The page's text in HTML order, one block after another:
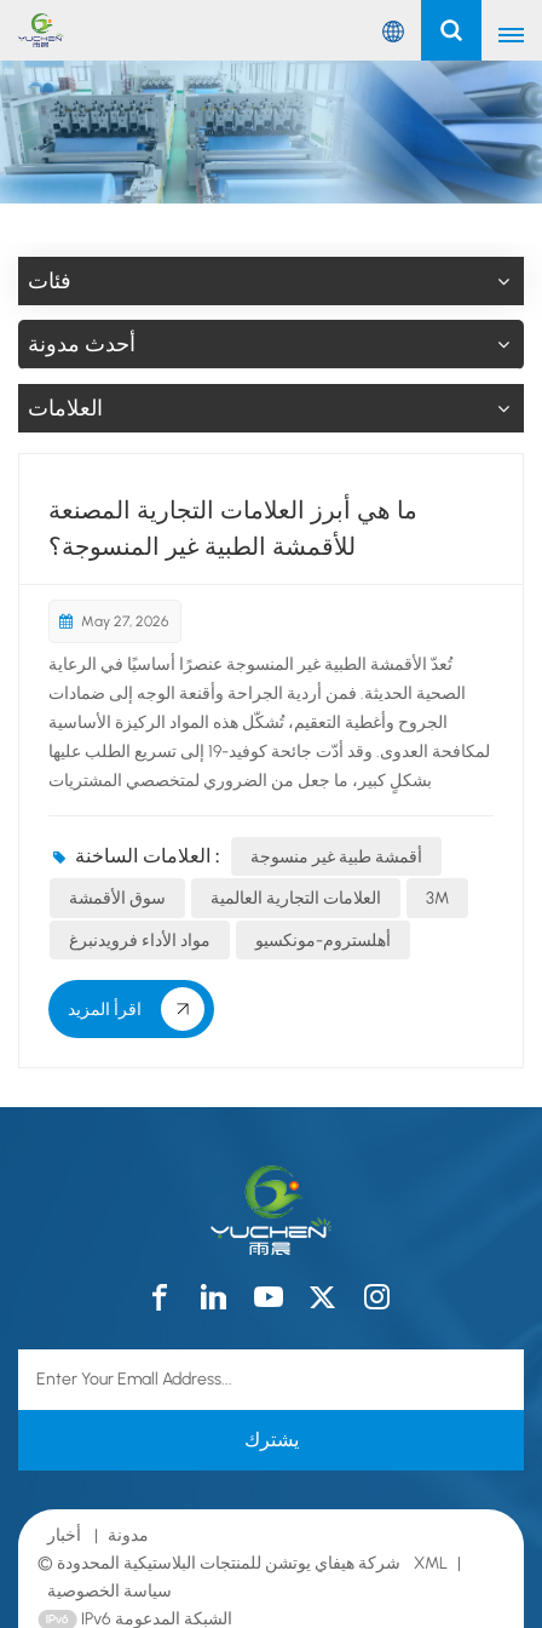
عربي
English
Русский
Español
Português
عربي
فئات
أحدث مدونة
العلامات
ما هي أبرز العلامات التجارية المصنعة
للأقمشة الطبية غير المنسوجة؟
May 27, 2026
تُعدّ الأقمشة الطبية غير المنسوجة عنصرًا أساسيًا في الرعاية
الصحية الحديثة. فمن أردية الجراحة وأقنعة الوجه إلى ضمادات
الجروح وأغطية التعقيم، تُشكّل هذه المواد الركيزة الأساسية
لمكافحة العدوى. وقد أدّت جائحة كوفيد-19 إلى تسريع الطلب عليها
بشكلٍ كبير، ما جعل من الضروري لمتخصصي المشتريات
العالمية؟ أقمشة طبية غير منسوجة سوق الأقمشة؟فيما يلي تحليل
شامل لأفضل العلامات التجارية، بناءً على الحصة السوقية والريادة
تجارية عالمية مشهورة بأقمشة من نوع "ميلتبلون" و"إس إم إس"
عالية الجودة. تتميز منتجاتها بترشيح ممتاز ومقاومة عالية للسوائل،
وتتوافق تماماً مع المعايير الطبية الدولية.مواد الأداء
العلامات الساخنة : أقمشة طبية غير منسوجة
سوق الأقمشة العلامات التجارية العالمية 3M
مواد الأداء فرويدنبرغ أهلستروم-مونكسيو
اقرأ المزيد
مدونة |
أخبار
XML |
سياسة الخصوصية
IPv6 الشبكة المدعومة